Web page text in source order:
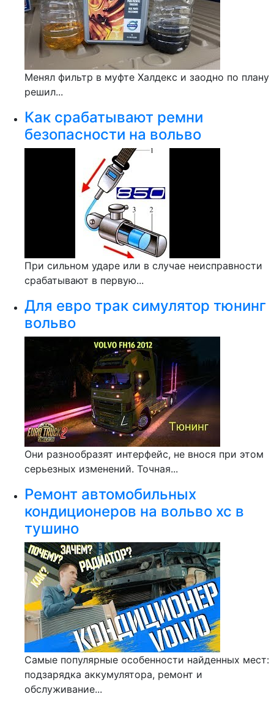
Менял фильтр в муфте Халдекс и заодно по плану
решил...
Как срабатывают ремни
безопасности на вольво
При сильном ударе или в случае неисправности
срабатывают в первую...
Для евро трак симулятор тюнинг
вольво
Они разнообразят интерфейс, не внося при этом
серьезных изменений. Точная...
Ремонт автомобильных
кондиционеров на вольво хс в
тушино
Самые популярные особенности найденных мест:
подзарядка аккумулятора, ремонт и
обслуживание...